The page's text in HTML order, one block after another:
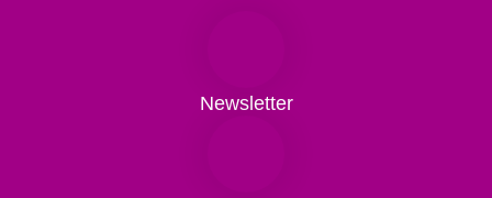
Newsletter